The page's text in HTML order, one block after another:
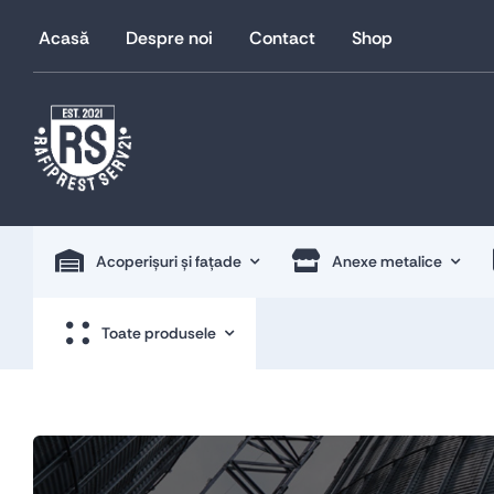
content
Acasă Despre noi Contact Shop
Acoperișuri și fațade Anexe metalice
Toate produsele